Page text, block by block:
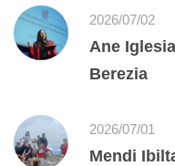
2026/07/02
Ane
Berezia
2026/07/01
Mendi